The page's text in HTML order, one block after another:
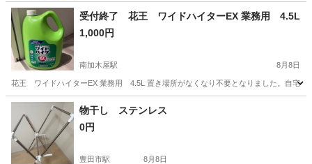
受付終了 花王 ワイドハイターEX 業務用 4.5L
1,000円
南加木屋駅 8月8日
花王 ワイドハイターEX 業務用 4.5L 置き場所がなくなり不要となりました。自宅保
愛知 東海市 南加木屋駅
物干し ステンレス
0円
豊田市駅 8月8日